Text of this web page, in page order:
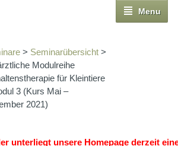
Menu
> Seminarübersicht >
Modulreihe
für Kleintiere
3 (Kurs Mai –
2021)
unterliegt unsere Homepage derzeit